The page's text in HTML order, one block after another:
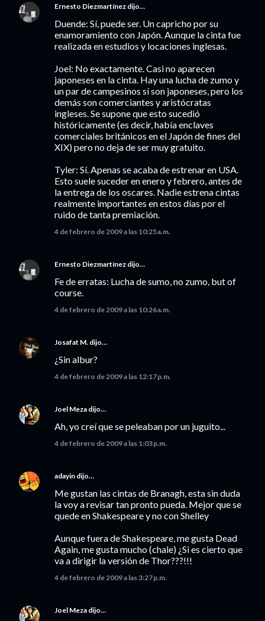
Ernesto Diezmartínez dijo…
Duende: Sí, puede ser. Un capricho por su
enamoramiento con Japón. Aunque la cinta fue
realizada en estudios y locaciones inglesas.
Joel: No exactamente. Casi no aparecen
japoneses en la cinta. Hay una lucha de zumo y
un par de campesinos sí son japoneses, pero los
demás son comerciantes y aristócratas
ingleses. Se supone que esto sucedió
históricamente (es decir, había enclaves
comerciales británicos en el Japón de fines del
XIX) pero no deja de ser muy gratuito.
Tyler: Sí. Apenas se acaba de estrenar en USA.
Esto suele suceder en enero y febrero, antes de
la entrega de los oscares. Nadie estrena cintas
realmente importantes en estos días por el
ruido de tanta premiación.
4 de febrero de 2009 a las 10:25 a.m.
Ernesto Diezmartínez dijo…
Fe de erratas: Lucha de sumo, no zumo, but of
course.
4 de febrero de 2009 a las 10:26 a.m.
Josafat M. dijo…
¿Sin albur?
4 de febrero de 2009 a las 12:17 p.m.
Joel Meza dijo…
Ah, yo creí que se peleaban por un juguito...
4 de febrero de 2009 a las 1:03 p.m.
adayin dijo…
Me gustan las cintas de Branagh, esta sin duda
la voy a revisar tan pronto pueda. Mejor que se
quede en Shakespeare y no con Shelley
Aunque fuera de Shakespeare, me gusta Dead
Again, me gusta mucho (chale) ¿Si es cierto que
va a dirigir la versión de Thor???!!!
4 de febrero de 2009 a las 3:27 p.m.
Joel Meza dijo…